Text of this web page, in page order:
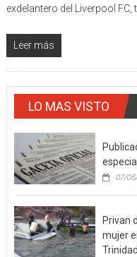
exdelantero del Liverpool FC,
Leer más
LO MAS VISTO
07/
Privan
mujer
Trinidad